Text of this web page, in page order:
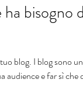
ha bisogno
blog. I blog sono
audience e far sì